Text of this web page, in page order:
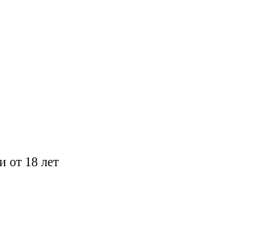
от 18 лет